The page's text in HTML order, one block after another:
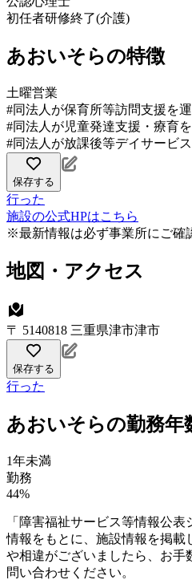
初任者研修終了(介護)
あおいそらの特徴
土曜営業
#同法人が保育所等訪問支援を
#同法人が児童発達支援・療育
#同法人が放課後等デイサービ
保存する
行った
施設の公式HPはこちら
※最新情報は必ず事業所にご確
地図・アクセス
〒 5140818 三重県津市津市
保存する
行った
あおいそらの勤務年
1年未満
勤務
44%
「障害福祉サービス等情報公
情報をもとに、施設情報を掲載
や相違がございましたら、お手
問い合わせください。